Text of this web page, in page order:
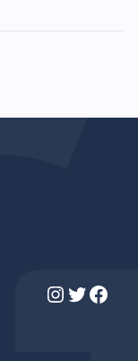
Instagram Twitter Facebook